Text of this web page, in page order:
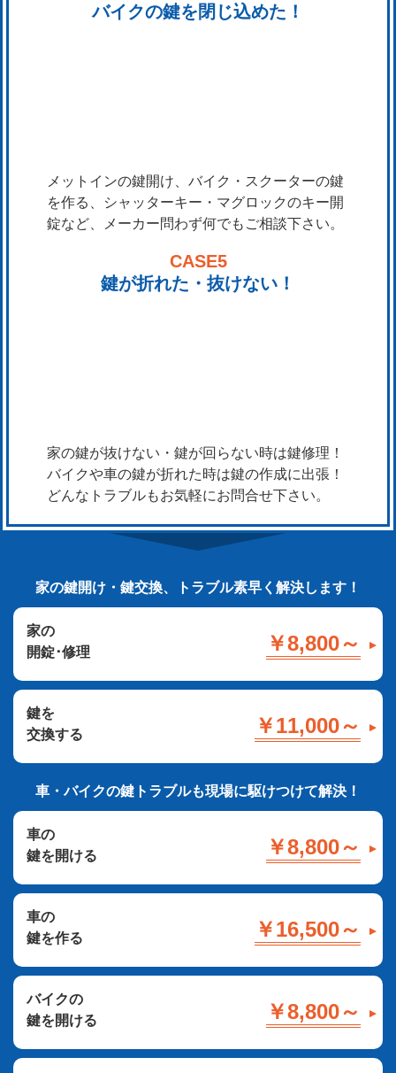
バイクの鍵を閉じ込めた！
メットインの鍵開け、バイク・スクーターの鍵
を作る、シャッターキー・マグロックのキー開
錠など、メーカー問わず何でもご相談下さい。
CASE5
鍵が折れた・抜けない！
家の鍵が抜けない・鍵が回らない時は鍵修理！
バイクや車の鍵が折れた時は鍵の作成に出張！
どんなトラブルもお気軽にお問合せ下さい。
家の鍵開け・鍵交換、トラブル素早く解決します！
家の
開錠･修理
￥8,800～
鍵を
交換する
￥11,000～
車・バイクの鍵トラブルも現場に駆けつけて解決！
車の
鍵を開ける
￥8,800～
車の
鍵を作る
￥16,500～
バイクの
鍵を開ける
￥8,800～